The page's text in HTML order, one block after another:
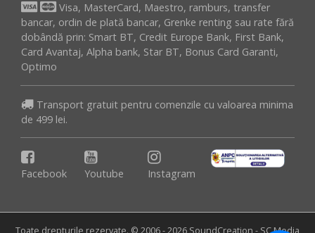
Visa, MasterCard, Maestro, ramburs, transfer
bancar, ordin de plată bancar, Grenke renting sau rate fără
dobândă prin: Smart BT, Credit Europe Bank, First Bank,
Card Avantaj, Alpha bank, Star BT, Bonus Card Garanti,
Optimo
Transport gratuit pentru comenzile cu valoarea minima
de 499 lei.
Facebook Youtube Instagram
Toate drepturile rezervate. © 2006 - 2026 SoundCreation - SC Media